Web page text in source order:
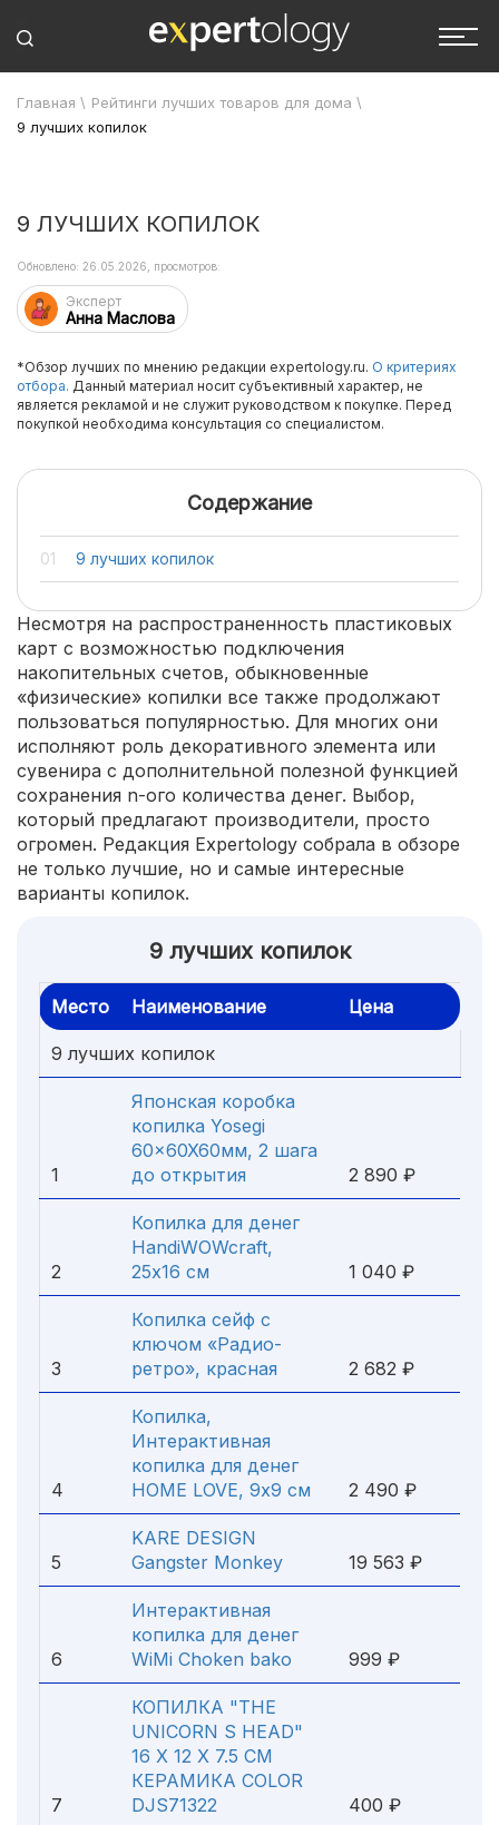
Главная \ Рейтинги лучших товаров для дома \
9 лучших копилок
9 ЛУЧШИХ КОПИЛОК
Эксперт
Анна Маслова
Обновлено: 26.05.2026, просмотров:
*Обзор лучших по мнению редакции expertology.ru. О критериях
отбора. Данный материал носит субъективный характер, не
является рекламой и не служит руководством к покупке. Перед
покупкой необходима консультация со специалистом.
Содержание
9 лучших копилок
Несмотря на распространенность пластиковых
карт с возможностью подключения
накопительных счетов, обыкновенные
«физические» копилки все также продолжают
пользоваться популярностью. Для многих они
исполняют роль декоративного элемента или
сувенира с дополнительной полезной функцией
сохранения n-ого количества денег. Выбор,
который предлагают производители, просто
огромен. Редакция Expertology собрала в обзоре
не только лучшие, но и самые интересные
варианты копилок.
9 лучших копилок
Место Наименование Цена
9 лучших копилок
1
Японская коробка
копилка Yosegi
60x60X60мм, 2 шага
до открытия
2 890 ₽
2
Копилка для денег
HandiWOWcraft,
25х16 см
1 040 ₽
3
Копилка сейф с
ключом «Радио-
ретро», красная
2 682 ₽
4
Копилка,
Интерактивная
копилка для денег
HOME LOVE, 9х9 см
2 490 ₽
5
KARE DESIGN
Gangster Monkey
19 563 ₽
6
Интерактивная
копилка для денег
WiMi Choken bako
999 ₽
7
КОПИЛКА "THE
UNICORN S HEAD"
16 Х 12 Х 7.5 СМ
КЕРАМИКА COLOR
DJS71322
400 ₽